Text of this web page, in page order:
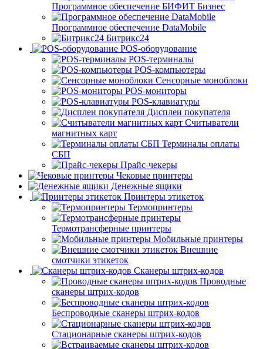
Программное обеспечение БИФИТ Бизнес
Программное обеспечение DataMobile
Битрикс24
POS-оборудование
POS-терминалы
POS-компьютеры
Сенсорные моноблоки
POS-мониторы
POS-клавиатуры
Дисплеи покупателя
Считыватели
магнитных карт
Терминалы оплаты
СБП
Прайс-чекеры
Чековые принтеры
Денежные ящики
Принтеры этикеток
Термопринтеры
Термотрансферные принтеры
Мобильные принтеры
Внешние
смотчики этикеток
Сканеры штрих-кодов
Проводные
сканеры штрих-кодов
Беспроводные сканеры штрих-кодов
Стационарные сканеры штрих-кодов